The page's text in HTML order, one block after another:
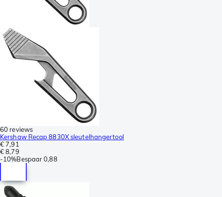
60 reviews
Kershaw Recap 8830X sleutelhangertool
€ 7,91
€ 8,79
-10%Bespaar 0,88